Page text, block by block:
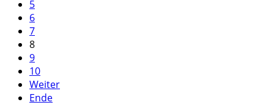
5
6
7
8
9
10
Weiter
Ende